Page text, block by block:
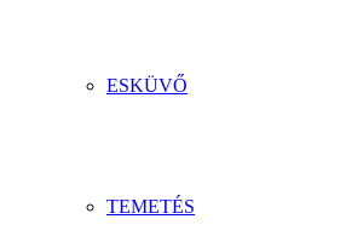
ESKÜVŐ
TEMETÉS